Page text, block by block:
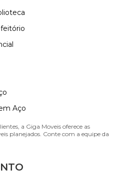
Aço
a Giga Moveis oferece as
planejados. Conte com a equipe da